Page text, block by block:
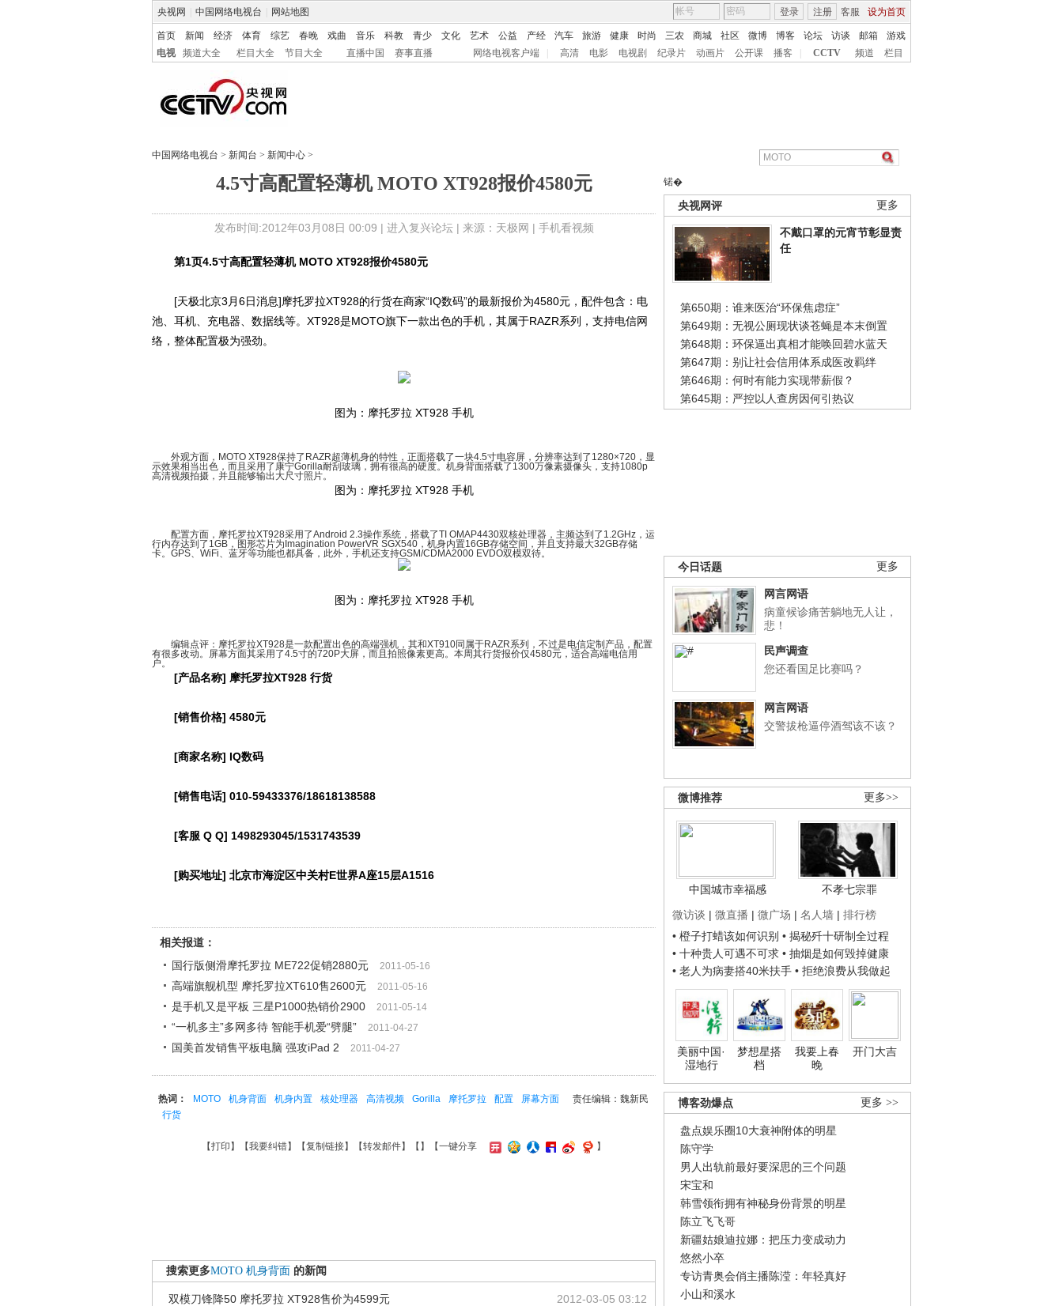
央视网 中国网络电视台 网站地图 客服 设为首页
登录 注册
首页 新闻 经济 体育 综艺 春晚 戏曲 音乐 科教 青少 文化 艺术 公益 产经 汽车 旅游 健康 时尚 三农 商城 社区 微博 博客 论坛 访谈 邮箱
游戏
电视
频道大全 栏目大全 节目大全 直播中国 赛事直播 网络电视客户端 高清 电影 电视剧 纪录片 动画片 公开课 播客 CCTV 频道 栏目
中国网络电视台 > 新闻台 > 新闻中心 >
4.5寸高配置轻薄机 MOTO XT928报价4580元
发布时间:2012年03月08日 00:09 | 进入复兴论坛| 来源：天极网 | 手机看视频
锘�
更多
央视网评
不戴口罩的元宵节彰显责
任
第650期：谁来医治“环保焦虑症”
第649期：无视公厕现状谈苍蝇是本末倒置
第648期：环保逼出真相才能唤回碧水蓝天
第647期：别让社会信用体系成医改羁绊
第646期：何时有能力实现带薪假？
第645期：严控以人查房因何引热议
更多
今日话题
网言网语
病童候诊痛苦躺地无人让，
悲！
民声调查
您还看国足比赛吗？
网言网语
交警拔枪逼停酒驾该不该？
更多>>
微博推荐
中国城市幸福感
不孝七宗罪
微访谈 | 微直播 | 微广场 | 名人墙 | 排行榜
• 橙子打蜡该如何识别 • 揭秘歼十研制全过程
• 十种贵人可遇不可求 • 抽烟是如何毁掉健康
• 老人为病妻搭40米扶手 • 拒绝浪费从我做起
美丽中国·
湿地行
梦想星搭
档
我要上春
晚
开门大吉
更多 >>
博客劲爆点
盘点娱乐圈10大衰神附体的明星
陈守学
男人出轨前最好要深思的三个问题
宋宝和
韩雪领衔拥有神秘身份背景的明星
陈立飞飞哥
新疆姑娘迪拉娜：把压力变成动力
悠然小卒
专访青奥会俏主播陈滢：年轻真好
小山和溪水
第1页4.5寸高配置轻薄机 MOTO XT928报价4580元
[天极北京3月6日消息]摩托罗拉XT928的行货在商家“IQ数码”的最新报价为4580元，配件包含：电
池、耳机、充电器、数据线等。XT928是MOTO旗下一款出色的手机，其属于RAZR系列，支持电信网
络，整体配置极为强劲。
图为：摩托罗拉 XT928 手机
外观方面，MOTO XT928保持了RAZR超薄机身的特性，正面搭载了一块4.5寸电容屏，分辨率达到了1280×720，显
示效果相当出色，而且采用了康宁Gorilla耐刮玻璃，拥有很高的硬度。机身背面搭载了1300万像素摄像头，支持1080p
高清视频拍摄，并且能够输出大尺寸照片。
图为：摩托罗拉 XT928 手机
配置方面，摩托罗拉XT928采用了Android 2.3操作系统，搭载了TI OMAP4430双核处理器，主频达到了1.2GHz，运
行内存达到了1GB，图形芯片为Imagination PowerVR SGX540，机身内置16GB存储空间，并且支持最大32GB存储
卡。GPS、WiFi、蓝牙等功能也都具备，此外，手机还支持GSM/CDMA2000 EVDO双模双待。
图为：摩托罗拉 XT928 手机
编辑点评：摩托罗拉XT928是一款配置出色的高端强机，其和XT910同属于RAZR系列，不过是电信定制产品，配置
有很多改动。屏幕方面其采用了4.5寸的720P大屏，而且拍照像素更高。本周其行货报价仅4580元，适合高端电信用
户。
[产品名称] 摩托罗拉XT928 行货
[销售价格] 4580元
[商家名称] IQ数码
[销售电话] 010-59433376/18618138588
[客服 Q Q] 1498293045/1531743539
[购买地址] 北京市海淀区中关村E世界A座15层A1516
相关报道：
国行版侧滑摩托罗拉 ME722促销2880元
2011-05-16
高端旗舰机型 摩托罗拉XT610售2600元 2011-05-16
是手机又是平板 三星P1000热销价2900 2011-05-14
“一机多主”多网多待 智能手机爱“劈腿” 2011-04-27
国美首发销售平板电脑 强攻iPad 2 2011-04-27
责任编辑：魏新民
热词： MOTO 机身背面 机身内置 核处理器 高清视频 Gorilla 摩托罗拉 配置
屏幕方面
行货
【打印 】【我要纠错】【复制链接】【转发邮件】【 】 【一键分享 】
搜索更多MOTO 机身背面 的新闻
2012-03-05 03:12
双模刀锋降50 摩托罗拉 XT928售价为4599元